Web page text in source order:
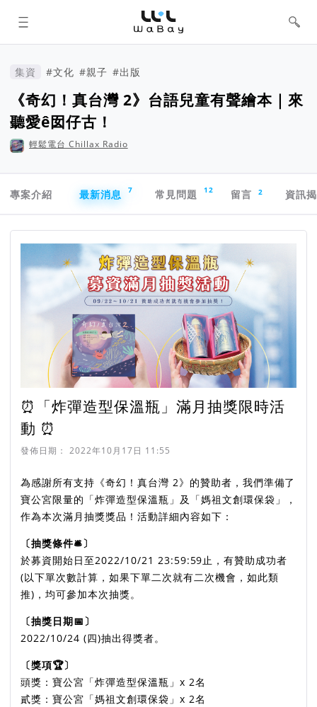
WaBay 挖貝 | 台灣最值得信賴的群眾
集資 / 群眾募資平台
集資 #文化 #親子 #出版
《奇幻！真台灣 2》台語兒童有聲繪本｜來
聽愛ê囡仔古！
輕鬆電台 Chillax Radio
專案介紹
最新消息 7 常見問題 12 留言 2 資訊
⏰「炸彈造型保溫瓶」滿月抽獎限時活
動 ⏰
發佈日期： 2022年10月17日 11:55
為感謝所有支持《奇幻！真台灣 2》的贊助者，我們準備了
寶公宮限量的「炸彈造型保溫瓶」及「媽祖文創環保袋」，
作為本次滿月抽獎獎品！活動詳細內容如下：
〔抽獎條件🛎〕
於募資開始日至2022/10/21 23:59:59止，有贊助成功者
(以下單次數計算，如果下單二次就有二次機會，如此類
推)，均可參加本次抽獎。
〔抽獎日期📅〕
2022/10/24 (四)抽出得獎者。
〔獎項🏆〕
頭獎：寶公宮「炸彈造型保溫瓶」x 2名
貳獎：寶公宮「媽祖文創環保袋」x 2名